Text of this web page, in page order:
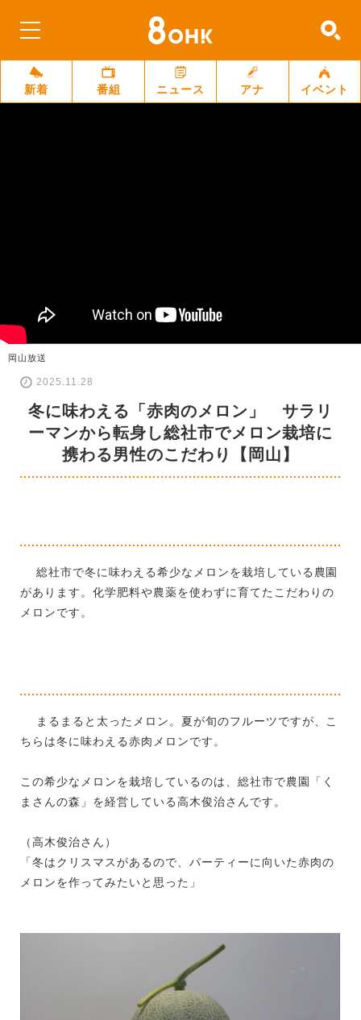
新着 番組 ニュース アナ イベント
岡山放送
2025.11.28
冬に味わえる「赤肉のメロン」 サラリ
ーマンから転身し総社市でメロン栽培に
携わる男性のこだわり【岡山】
総社市で冬に味わえる希少なメロンを栽培している農園
があります。化学肥料や農薬を使わずに育てたこだわりの
メロンです。
まるまると太ったメロン。夏が旬のフルーツですが、こ
ちらは冬に味わえる赤肉メロンです。
この希少なメロンを栽培しているのは、総社市で農園「く
まさんの森」を経営している高木俊治さんです。
（高木俊治さん）
「冬はクリスマスがあるので、パーティーに向いた赤肉の
メロンを作ってみたいと思った」